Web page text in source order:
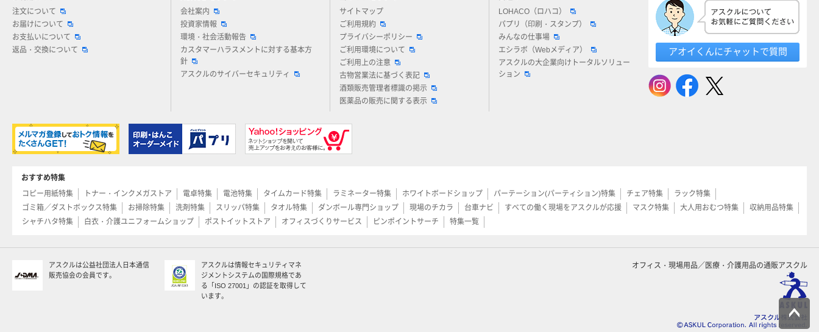
注文について
お届けについて
お支払いについて
返品・交換について
会社案内
投資家情報
環境・社会活動報告
カスタマーハラスメントに対する基本方
針
アスクルのサイバーセキュリティ
サイトマップ
ご利用規約
プライバシーポリシー
ご利用環境について
ご利用上の注意
古物営業法に基づく表記
酒類販売管理者標識の掲示
医薬品の販売に関する表示
LOHACO（ロハコ）
パプリ（印刷・スタンプ）
みんなの仕事場
エシラボ（Webメディア）
アスクルの大企業向けトータルソリュー
ション
アスクルについてお気軽にご質問ください
アオイくんにチャットで質問
おすすめ特集
コピー用紙特集
トナー・インクメガストア 電卓特集 電池特集 タイムカード特集 ラミネーター特集 ホワイトボードショップ パーテーション(パーティション)特集 チェア特集
ラック特集
ゴミ箱／ダストボックス特集
お掃除特集 洗剤特集 スリッパ特集 タオル特集 ダンボール専門ショップ 現場のチカラ 台車ナビ すべての働く現場をアスクルが応援 マスク特集 大人用おむつ特集
収納用品特集
シャチハタ特集
白衣・介護ユニフォームショップ ポストイットストア オフィスづくりサービス ピンポイントサーチ 特集一覧
アスクルは公益社団法人日本通信
販売協会の会員です。
アスクルは情報セキュリティマネ
ジメントシステムの国際規格であ
る「ISO 27001」の認証を取得して
います。
オフィス・現場用品／医療・介護用品の通販アスクル